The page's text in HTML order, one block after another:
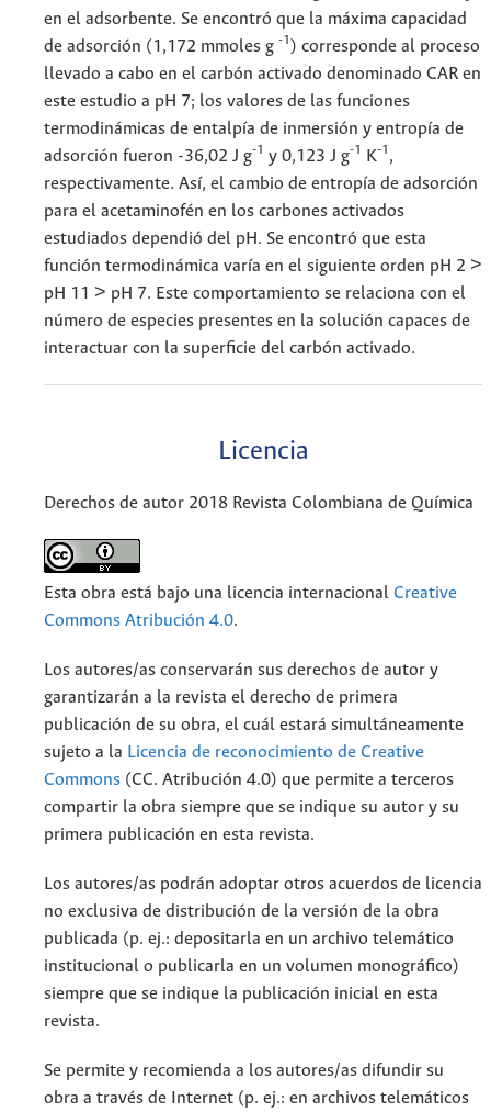
en el adsorbente. Se encontró que la máxima capacidad
de adsorción (1,172 mmoles g -1 ) corresponde al proceso
llevado a cabo en el carbón activado denominado CAR en
este estudio a pH 7; los valores de las funciones
termodinámicas de entalpía de inmersión y entropía de
adsorción fueron -36,02 J g-1 y 0,123 J g-1 K-1 ,
respectivamente. Así, el cambio de entropía de adsorción
para el acetaminofén en los carbones activados
estudiados dependió del pH. Se encontró que esta
función termodinámica varía en el siguiente orden pH 2 >
pH 11 > pH 7. Este comportamiento se relaciona con el
número de especies presentes en la solución capaces de
interactuar con la superficie del carbón activado.
Licencia
Derechos de autor 2018 Revista Colombiana de Química
Esta obra está bajo una licencia internacional Creative
Commons Atribución 4.0.
Los autores/as conservarán sus derechos de autor y
garantizarán a la revista el derecho de primera
publicación de su obra, el cuál estará simultáneamente
sujeto a la Licencia de reconocimiento de Creative
Commons (CC. Atribución 4.0) que permite a terceros
compartir la obra siempre que se indique su autor y su
primera publicación en esta revista.
Los autores/as podrán adoptar otros acuerdos de licencia
no exclusiva de distribución de la versión de la obra
publicada (p. ej.: depositarla en un archivo telemático
institucional o publicarla en un volumen monográfico)
siempre que se indique la publicación inicial en esta
revista.
Se permite y recomienda a los autores/as difundir su
obra a través de Internet (p. ej.: en archivos telemáticos